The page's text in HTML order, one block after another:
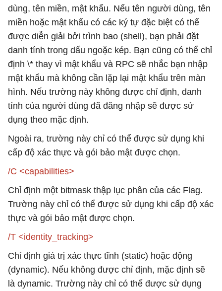
dùng, tên miền, mật khẩu. Nếu tên người dùng, tên
miền hoặc mật khẩu có các ký tự đặc biệt có thể
được diễn giải bởi trình bao (shell), bạn phải đặt
danh tính trong dấu ngoặc kép. Bạn cũng có thể chỉ
định \* thay vì mật khẩu và RPC sẽ nhắc bạn nhập
mật khẩu mà không cần lặp lại mật khẩu trên màn
hình. Nếu trường này không được chỉ định, danh
tính của người dùng đã đăng nhập sẽ được sử
dụng theo mặc định.
Ngoài ra, trường này chỉ có thể được sử dụng khi
cấp độ xác thực và gói bảo mật được chọn.
/C <capabilities>
Chỉ định một bitmask thập lục phân của các Flag.
Trường này chỉ có thể được sử dụng khi cấp độ xác
thực và gói bảo mật được chọn.
/T <identity_tracking>
Chỉ định giá trị xác thực tĩnh (static) hoặc động
(dynamic). Nếu không được chỉ định, mặc định sẽ
là dynamic. Trường này chỉ có thể được sử dụng